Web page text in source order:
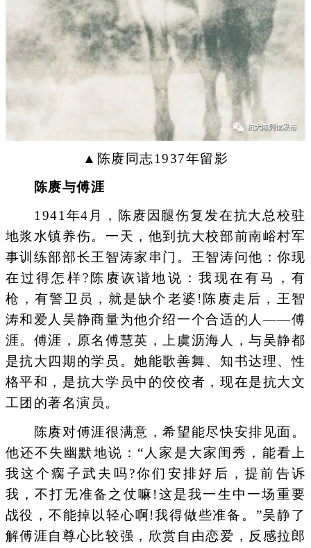
▲陈赓同志1937年留影
陈赓与傅涯
1941年4月，陈赓因腿伤复发在抗大总校驻
地浆水镇养伤。一天，他到抗大校部前南峪村军
事训练部部长王智涛家串门。王智涛问他：你现
在过得怎样?陈赓诙谐地说：我现在有马，有
枪，有警卫员，就是缺个老婆!陈赓走后，王智
涛和爱人吴静商量为他介绍一个合适的人——傅
涯。傅涯，原名傅慧英，上虞沥海人，与吴静都
是抗大四期的学员。她能歌善舞、知书达理、性
格平和，是抗大学员中的佼佼者，现在是抗大文
工团的著名演员。
陈赓对傅涯很满意，希望能尽快安排见面。
他还不失幽默地说：“人家是大家闺秀，能看上
我这个瘸子武夫吗?你们安排好后，提前告诉
我，不打无准备之仗嘛!这是我一生中一场重要
战役，不能掉以轻心啊!我得做些准备。”吴静了
解傅涯自尊心比较强，欣赏自由恋爱，反感拉郎